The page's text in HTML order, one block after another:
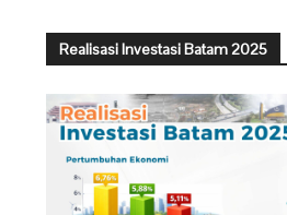
Realisasi Investasi Batam 2025